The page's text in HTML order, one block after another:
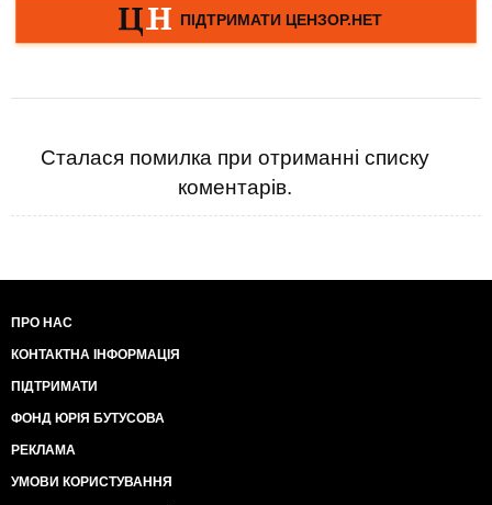
Сталася помилка при отриманні списку
коментарів.
ПРО НАС
КОНТАКТНА ІНФОРМАЦІЯ
ПІДТРИМАТИ
ФОНД ЮРІЯ БУТУСОВА
РЕКЛАМА
УМОВИ КОРИСТУВАННЯ